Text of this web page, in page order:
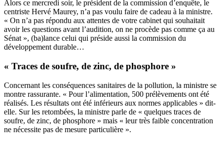
Alors ce mercredi soir, le président de la commission d’enquête, le
centriste Hervé Maurey, n’a pas voulu faire de cadeau à la ministre.
« On n’a pas répondu aux attentes de votre cabinet qui souhaitait
avoir les questions avant l’audition, on ne procède pas comme ça au
Sénat », (ba)lance celui qui préside aussi la commission du
développement durable…
« Traces de soufre, de zinc, de phosphore »
Concernant les conséquences sanitaires de la pollution, la ministre se
montre rassurante. « Pour l’alimentation, 500 prélèvements ont été
réalisés. Les résultats ont été inférieurs aux normes applicables » dit-
elle. Sur les retombées, la ministre parle de « quelques traces de
soufre, de zinc, de phosphore » mais « leur très faible concentration
ne nécessite pas de mesure particulière ».